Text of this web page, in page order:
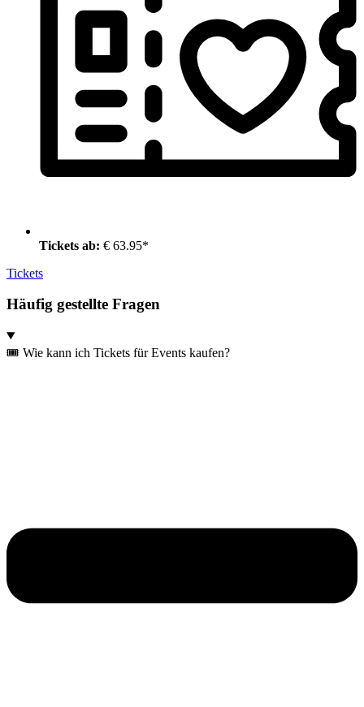
Tickets ab: € 63.95*
Tickets
Häufig gestellte Fragen
🎟️ Wie kann ich Tickets für Events kaufen?